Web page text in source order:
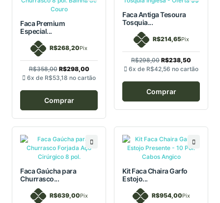
Faca Premium
Especial...
R$268,20Pix
R$358,00 R$298,00
6x de R$53,18 no cartão
Comprar
Faca Antiga Tesoura
Tosquia...
R$214,65Pix
R$298,00 R$238,50
6x de R$42,56 no cartão
Comprar
Faca Gaúcha para
Churrasco...
R$639,00Pix
Kit Faca Chaira Garfo
Estojo...
R$954,00Pix